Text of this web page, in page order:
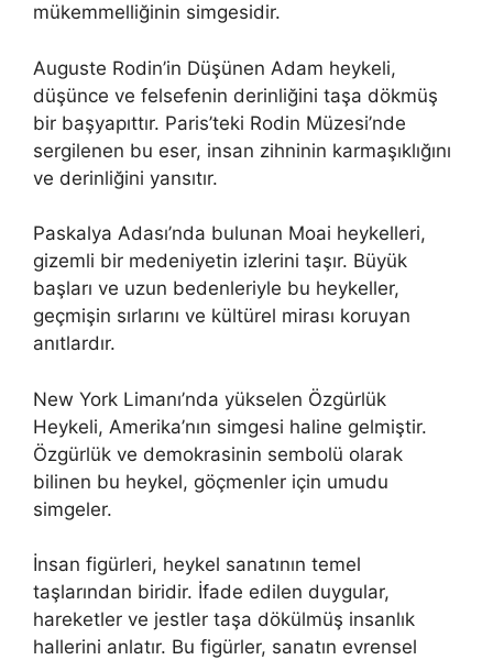
mükemmelliğinin simgesidir.
Auguste Rodin’in Düşünen Adam heykeli,
düşünce ve felsefenin derinliğini taşa dökmüş
bir başyapıttır. Paris’teki Rodin Müzesi’nde
sergilenen bu eser, insan zihninin karmaşıklığını
ve derinliğini yansıtır.
Paskalya Adası’nda bulunan Moai heykelleri,
gizemli bir medeniyetin izlerini taşır. Büyük
başları ve uzun bedenleriyle bu heykeller,
geçmişin sırlarını ve kültürel mirası koruyan
anıtlardır.
New York Limanı’nda yükselen Özgürlük
Heykeli, Amerika’nın simgesi haline gelmiştir.
Özgürlük ve demokrasinin sembolü olarak
bilinen bu heykel, göçmenler için umudu
simgeler.
İnsan figürleri, heykel sanatının temel
taşlarından biridir. İfade edilen duygular,
hareketler ve jestler taşa dökülmüş insanlık
hallerini anlatır. Bu figürler, sanatın evrensel